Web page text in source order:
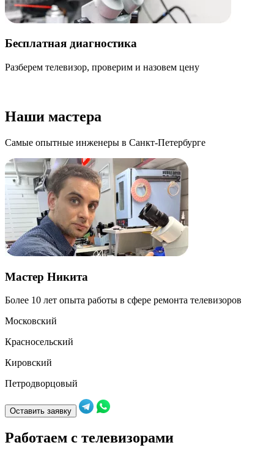
Бесплатная диагностика
Разберем телевизор, проверим и назовем цену
Наши мастера
Самые опытные инженеры в Санкт-Петербурге
Мастер Никита
Более 10 лет опыта работы в сфере ремонта телевизоров
Московский
Красносельский
Кировский
Петродворцовый
Оставить заявку
Работаем с телевизорами